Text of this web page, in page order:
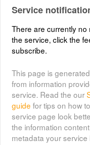
und Universitätsstadt
Informationen zu
Bezeichnung,
Barrierefreiheit,
Kontaktdaten.
Layer metadata (
xml )
Service
There are currently no
the service, click the
subscribe.
This page is
from information
service. Read the our
guide for tips on how
service page look
the information
metadata your service